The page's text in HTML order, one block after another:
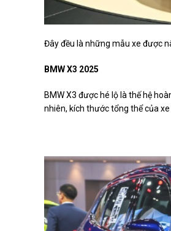
Đây đều là những mẫu xe được
BMW X3 2025
BMW X3 được hé lộ là thế hệ
nhiên, kích thước tổng thể của